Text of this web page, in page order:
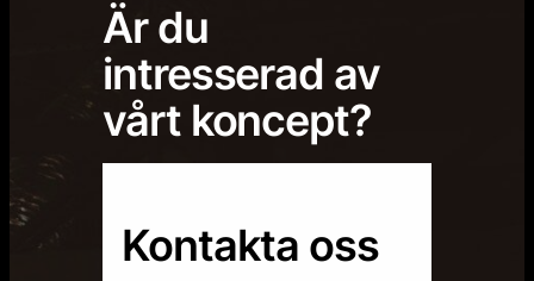
Är du
intresserad av
vårt koncept?
Kontakta oss